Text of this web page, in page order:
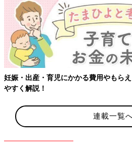
【ワクチン接種できるものも】妊婦
連載一覧